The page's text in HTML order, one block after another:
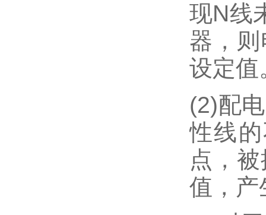
现N线
器，
设定值
(2)配
性线
点，
值，产